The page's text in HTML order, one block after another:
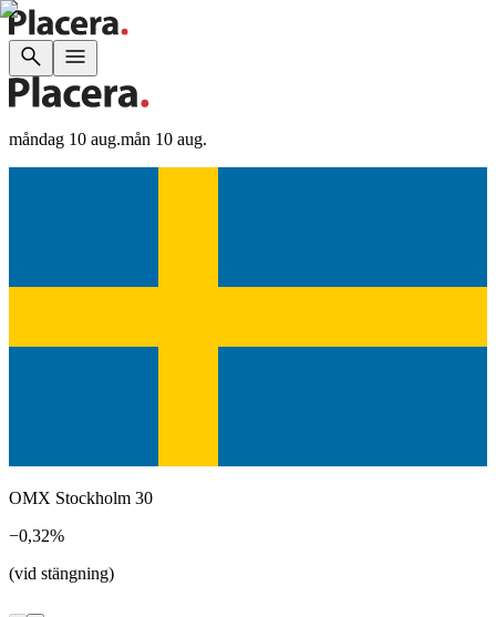
måndag 10 aug.mån 10 aug.
OMX Stockholm 30
−0,32%
(vid stängning)